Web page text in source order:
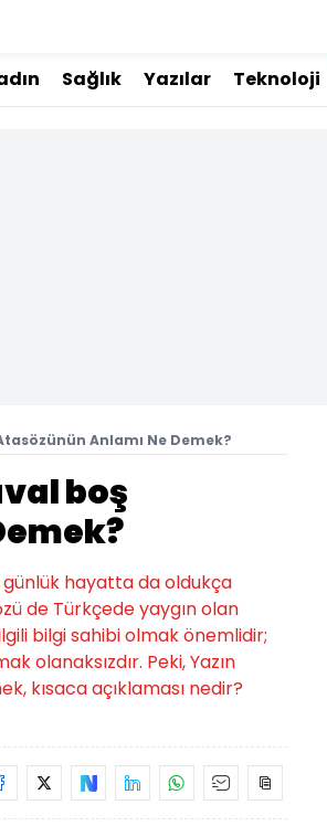
Sağlık Yazılar Teknoloji
Anlamı Ne Demek?
boş
günlük hayatta da oldukça
de Türkçede yaygın olan
bilgi sahibi olmak önemlidir;
olanaksızdır. Peki, Yazın
kısaca açıklaması nedir?